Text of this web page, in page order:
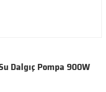
Dalgıç Pompa 900W